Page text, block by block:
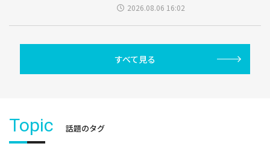
2026.08.06 16:02
すべて見る
Topic 話題のタグ